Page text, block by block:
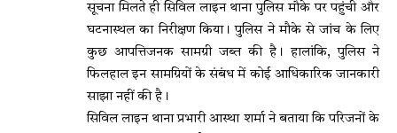
सूचना मिलते ही सिविल लाइन थाना पुलिस मौके पर पहुंची और
घटनास्थल का निरीक्षण किया। पुलिस ने मौके से जांच के लिए
कुछ आपत्तिजनक सामग्री जब्त की है। हालांकि, पुलिस ने
फिलहाल इन सामग्रियों के संबंध में कोई आधिकारिक जानकारी
साझा नहीं की है।
सिविल लाइन थाना प्रभारी आस्था शर्मा ने बताया कि परिजनों के